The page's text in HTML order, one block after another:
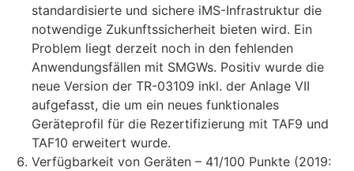
standardisierte und sichere iMS-Infrastruktur die
notwendige Zukunftssicherheit bieten wird. Ein
Problem liegt derzeit noch in den fehlenden
Anwendungsfällen mit SMGWs. Positiv wurde die
neue Version der TR-03109 inkl. der Anlage VII
aufgefasst, die um ein neues funktionales
Geräteprofil für die Rezertifizierung mit TAF9 und
TAF10 erweitert wurde.
Verfügbarkeit von Geräten – 41/100 Punkte (2019: